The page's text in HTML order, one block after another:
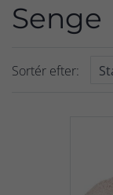
Senge
Sortér efter: